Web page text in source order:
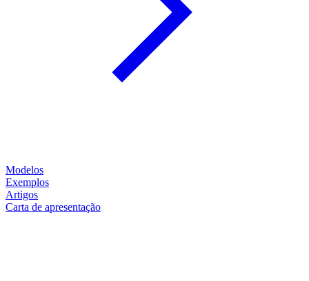
Modelos
Exemplos
Artigos
Carta de apresentação